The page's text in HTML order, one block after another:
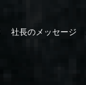
社長のメッセージ